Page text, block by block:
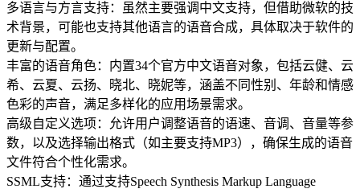
多语言与方言支持：虽然主要强调中文支持，但借助微软的技
术背景，可能也支持其他语言的语音合成，具体取决于软件的
更新与配置。
丰富的语音角色：内置34个官方中文语音对象，包括云健、云
希、云夏、云扬、晓北、晓妮等，涵盖不同性别、年龄和情感
色彩的声音，满足多样化的应用场景需求。
高级自定义选项：允许用户调整语音的语速、音调、音量等参
数，以及选择输出格式（如主要支持MP3），确保生成的语音
文件符合个性化需求。
SSML支持：通过支持Speech Synthesis Markup Language